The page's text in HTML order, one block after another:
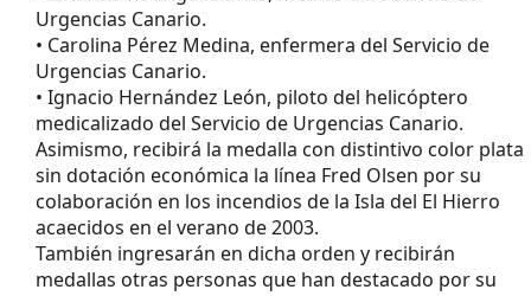
Urgencias Canario.
• Carolina Pérez Medina, enfermera del Servicio de
Urgencias Canario.
• Ignacio Hernández León, piloto del helicóptero
medicalizado del Servicio de Urgencias Canario.
Asimismo, recibirá la medalla con distintivo color plata
sin dotación económica la línea Fred Olsen por su
colaboración en los incendios de la Isla del El Hierro
acaecidos en el verano de 2003.
También ingresarán en dicha orden y recibirán
medallas otras personas que han destacado por su